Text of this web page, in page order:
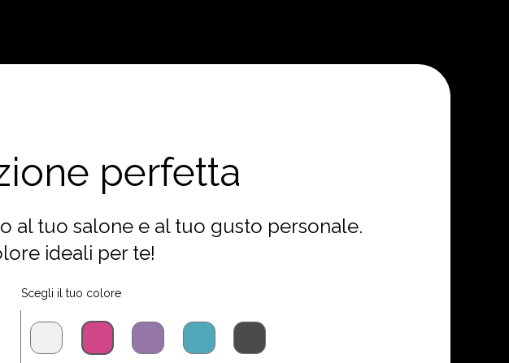
perfetta
al tuo salone e al tuo gusto personale.
ideali per te!
Scegli il tuo colore